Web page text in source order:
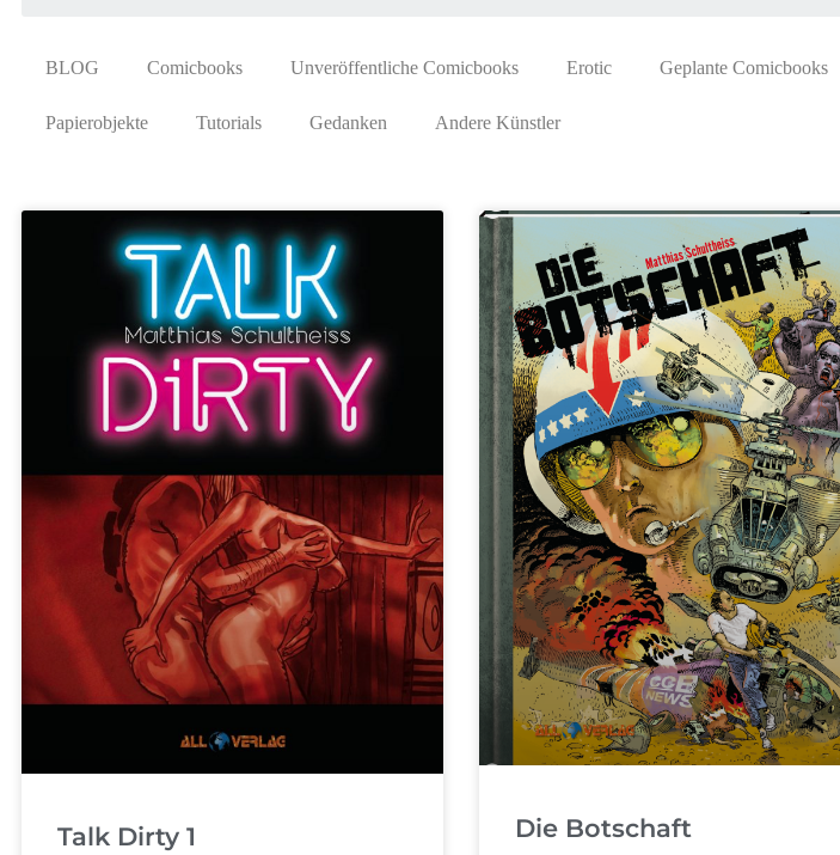
BLOG Comicbooks Unveröffentliche Comicbooks Erotic Geplante Comicbooks
Papierobjekte Tutorials Gedanken Andere Künstler
Talk Dirty 1 Die Botschaft